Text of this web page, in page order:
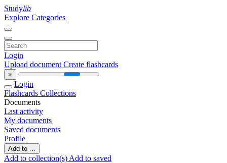
Studylib
Explore Categories
Login
Upload document Create flashcards
×
Login
Flashcards Collections
Documents
Last activity
My documents
Saved documents
Profile
Add to ...
Add to collection(s) Add to saved